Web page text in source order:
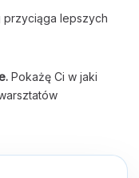
przyciąga lepszych
Pokażę Ci w jaki